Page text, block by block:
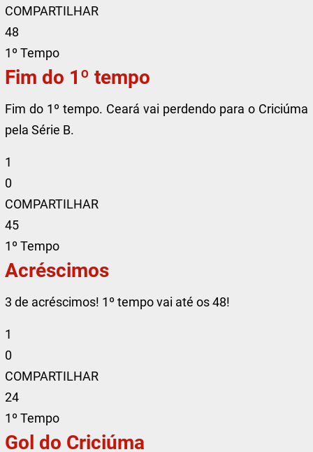
COMPARTILHAR
48
1º Tempo
Fim do 1º tempo
Fim do 1º tempo. Ceará vai perdendo para o Criciúma
pela Série B.
1
0
COMPARTILHAR
45
1º Tempo
Acréscimos
3 de acréscimos! 1º tempo vai até os 48!
1
0
COMPARTILHAR
24
1º Tempo
Gol do Criciúma